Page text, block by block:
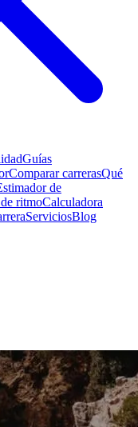
Guías
Comparar carrerasQué
de
ritmoCalculadora
ServiciosBlog